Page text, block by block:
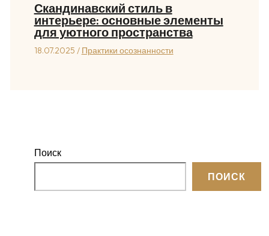
Скандинавский стиль в
интерьере: основные элементы
для уютного пространства
18.07.2025 / Практики осознанности
Поиск
ПОИСК